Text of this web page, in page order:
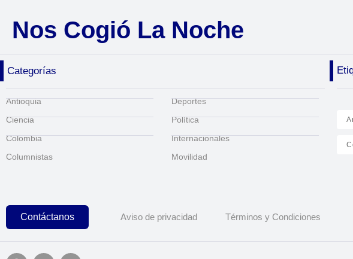
Nos Cogió La Noche
Categorías
Antioquia
Ciencia
Colombia
Columnistas
Deportes
Política
Internacionales
Movilidad
Contáctanos Aviso de privacidad Términos y Condiciones